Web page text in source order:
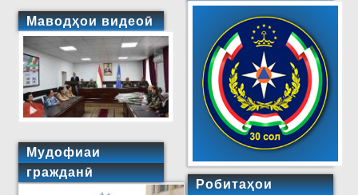
Маводҳои видеоӣ
Мудофиаи
гражданӣ
Робитаҳои